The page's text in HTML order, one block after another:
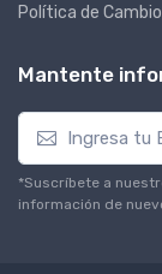
Política de
Mantente
*Suscríbete a
información de